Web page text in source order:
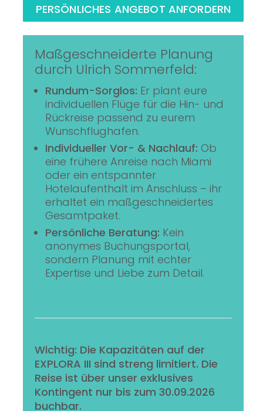
PERSÖNLICHES ANGEBOT ANFORDERN
Maßgeschneiderte Planung
durch Ulrich Sommerfeld:
Rundum-Sorglos: Er plant eure
individuellen Flüge für die Hin- und
Rückreise passend zu eurem
Wunschflughafen.
Individueller Vor- & Nachlauf: Ob
eine frühere Anreise nach Miami
oder ein entspannter
Hotelaufenthalt im Anschluss – ihr
erhaltet ein maßgeschneidertes
Gesamtpaket.
Persönliche Beratung: Kein
anonymes Buchungsportal,
sondern Planung mit echter
Expertise und Liebe zum Detail.
Wichtig: Die Kapazitäten auf der
EXPLORA III sind streng limitiert. Die
Reise ist über unser exklusives
Kontingent nur bis zum 30.09.2026
buchbar.